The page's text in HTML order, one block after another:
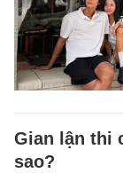
Gian lận thi
sao?